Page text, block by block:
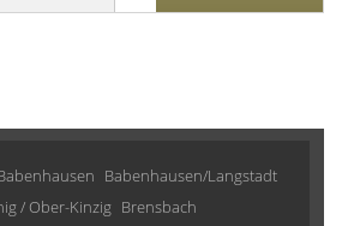
Babenhausen/Langstadt
/ Ober-Kinzig Brensbach